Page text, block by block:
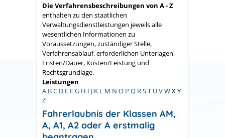
Die Verfahrensbeschreibungen von A - Z
enthalten zu den staatlichen
Verwaltungsdienstleistungen jeweils alle
wesentlichen Informationen zu
Voraussetzungen, zuständiger Stelle,
Verfahrensablauf, erforderlichen Unterlagen,
Fristen/Dauer, Kosten/Leistung und
Rechtsgrundlage.
Leistungen
A BC D E FG H I J K L M N O P Q RST UVWX Y
Z
Fahrerlaubnis der Klassen AM,
A, A1, A2 oder A erstmalig